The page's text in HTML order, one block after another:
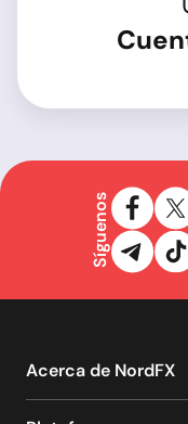
Síguenos
Acerca de NordFX